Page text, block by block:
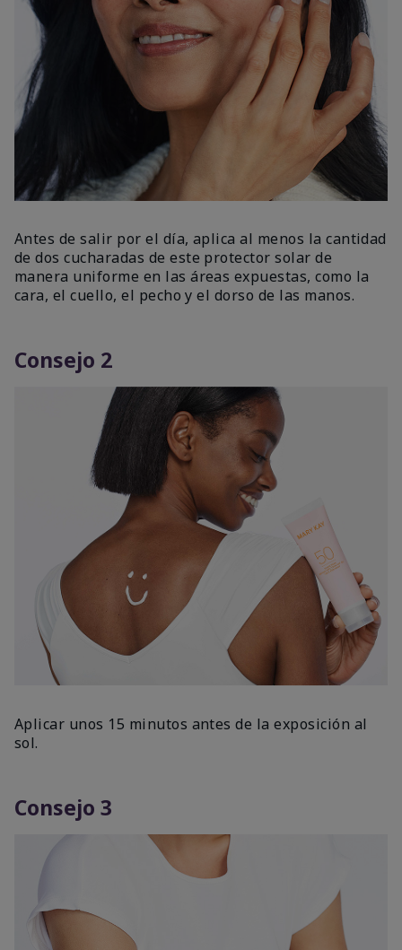
Antes de salir por el día, aplica al menos la cantidad
de dos cucharadas de este protector solar de
manera uniforme en las áreas expuestas, como la
cara, el cuello, el pecho y el dorso de las manos.
Consejo 2
Aplicar unos 15 minutos antes de la exposición al
sol.
Consejo 3